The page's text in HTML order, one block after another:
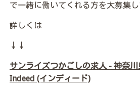
で一緒に働いてくれる方を大募集し
詳しくは
↓↓
サンライズつかごしの求人 - 神奈
Indeed (インディード)